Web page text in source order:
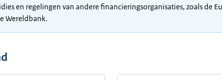
en regelingen van andere financieringsorganisaties, zoals de
Wereldbank.